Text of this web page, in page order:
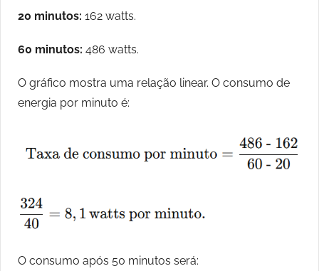
20 minutos: 162 watts.
60 minutos: 486 watts.
O gráfico mostra uma relação linear. O consumo de
energia por minuto é:
O consumo após 50 minutos será: